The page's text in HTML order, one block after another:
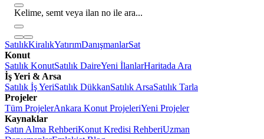
Kelime, semt veya ilan no ile ara...
SatılıkKiralıkYatırımDanışmanlarSat
Konut
Satılık KonutSatılık DaireYeni İlanlarHaritada Ara
İş Yeri & Arsa
Satılık İş YeriSatılık DükkanSatılık ArsaSatılık Tarla
Projeler
Tüm ProjelerAnkara Konut ProjeleriYeni Projeler
Kaynaklar
Satın Alma RehberiKonut Kredisi RehberiUzman